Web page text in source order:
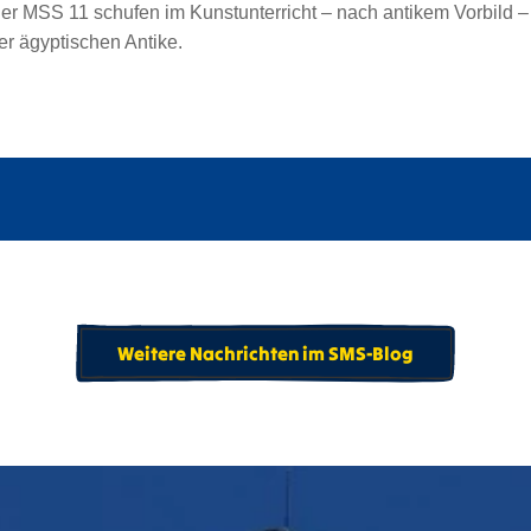
MSS 11 schufen im Kunstunterricht – nach antikem Vorbild
ägyptischen Antike.
Weitere Nachrichten im SMS-Blog